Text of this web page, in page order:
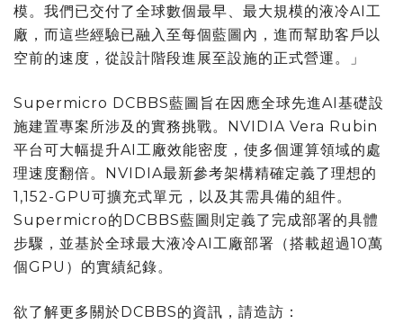
模。我們已交付了全球數個最早、最大規模的液冷AI工
廠，而這些經驗已融入至每個藍圖內，進而幫助客戶以
空前的速度，從設計階段進展至設施的正式營運。」
Supermicro DCBBS藍圖旨在因應全球先進AI基礎設
施建置專案所涉及的實務挑戰。NVIDIA Vera Rubin
平台可大幅提升AI工廠效能密度，使多個運算領域的處
理速度翻倍。NVIDIA最新參考架構精確定義了理想的
1,152-GPU可擴充式單元，以及其需具備的組件。
Supermicro的DCBBS藍圖則定義了完成部署的具體
步驟，並基於全球最大液冷AI工廠部署（搭載超過10萬
個GPU）的實績紀錄。
欲了解更多關於DCBBS的資訊，請造訪：